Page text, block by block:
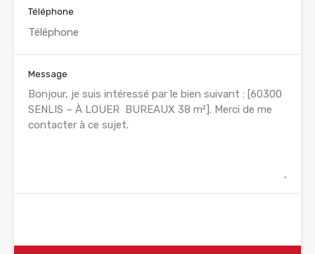
Téléphone
Message